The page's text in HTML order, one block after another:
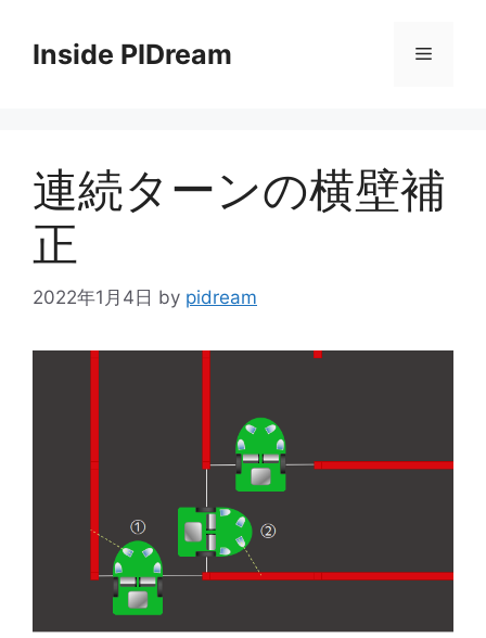
Inside PIDream メ
ュ
連続ターンの横壁補
正
2022年1月4日 by pidream